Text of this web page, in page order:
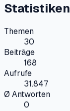
Statistiken
Themen
30
Beiträge
168
Aufrufe
31.847
Ø Antworten
0